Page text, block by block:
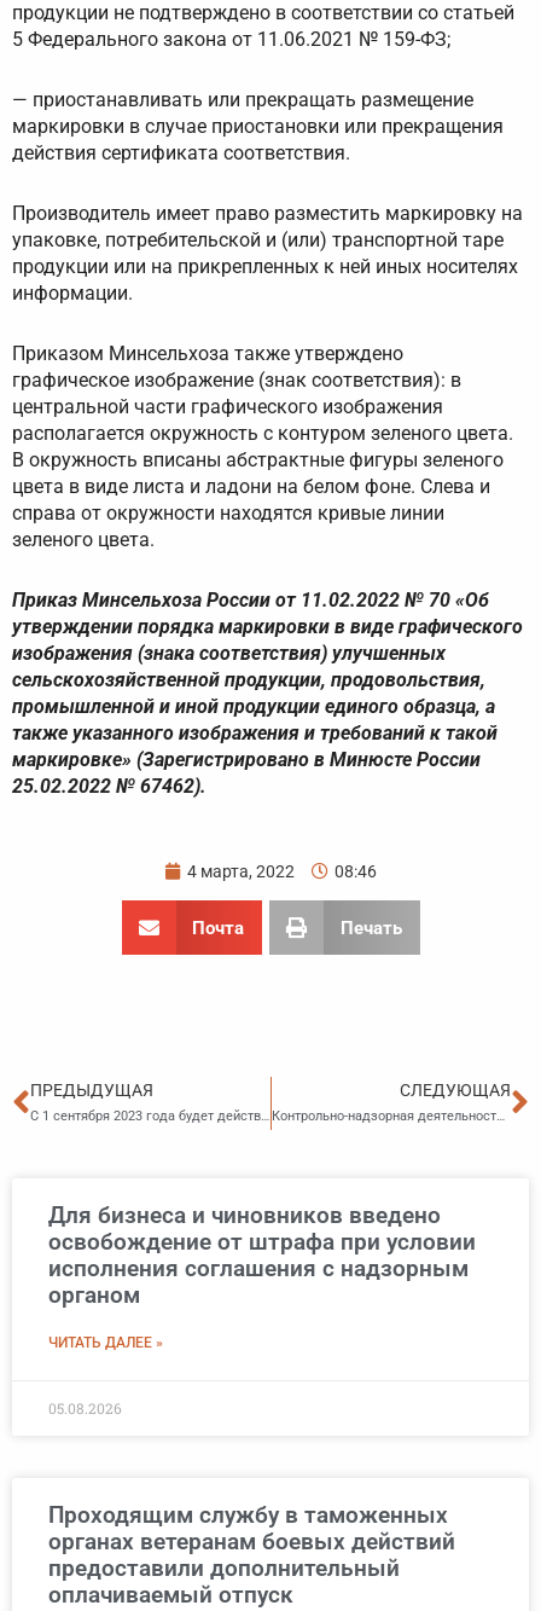
продукции не подтверждено в соответствии со статьей
5 Федерального закона от 11.06.2021 № 159-ФЗ;
— приостанавливать или прекращать размещение
маркировки в случае приостановки или прекращения
действия сертификата соответствия.
Производитель имеет право разместить маркировку на
упаковке, потребительской и (или) транспортной таре
продукции или на прикрепленных к ней иных носителях
информации.
Приказом Минсельхоза также утверждено
графическое изображение (знак соответствия): в
центральной части графического изображения
располагается окружность с контуром зеленого цвета.
В окружность вписаны абстрактные фигуры зеленого
цвета в виде листа и ладони на белом фоне. Слева и
справа от окружности находятся кривые линии
зеленого цвета.
Приказ Минсельхоза России от 11.02.2022 № 70 «Об
утверждении порядка маркировки в виде графического
изображения (знака соответствия) улучшенных
сельскохозяйственной продукции, продовольствия,
промышленной и иной продукции единого образца, а
также указанного изображения и требований к такой
маркировке» (Зарегистрировано в Минюсте России
25.02.2022 № 67462).
4 марта, 2022 08:46
Почта Печать
Пред
ПРЕДЫДУЩАЯ
С 1 сентября 2023 года будет действовать порядок учета и выдачи работникам личных медицинских книжек
СЛЕДУЮЩАЯ
Контрольно-надзорная деятельность: новые формы проверочных листов
Для бизнеса и чиновников введено
освобождение от штрафа при условии
исполнения соглашения с надзорным
органом
ЧИТАТЬ ДАЛЕЕ »
05.08.2026
Проходящим службу в таможенных
органах ветеранам боевых действий
предоставили дополнительный
оплачиваемый отпуск